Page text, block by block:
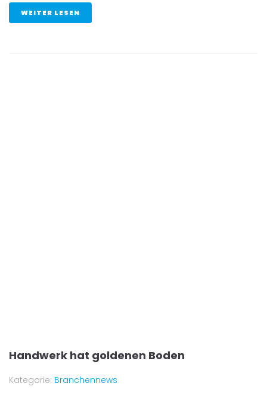
WEITER LESEN
Handwerk hat goldenen Boden
Kategorie: Branchennews